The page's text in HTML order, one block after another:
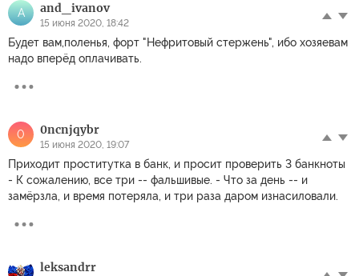
A and_ivanov
15 июня 2020, 18:42
Будет вам,поленья, форт "Нефритовый стержень", ибо хозяевам
надо вперёд оплачивать.
0 0ncnjqybr
15 июня 2020, 19:07
Приходит проститутка в банк, и просит проверить 3 банкноты
- К сожалению, все три -- фальшивые. - Что за день -- и
замёрзла, и время потеряла, и три раза даром изнасиловали.
leksandrr